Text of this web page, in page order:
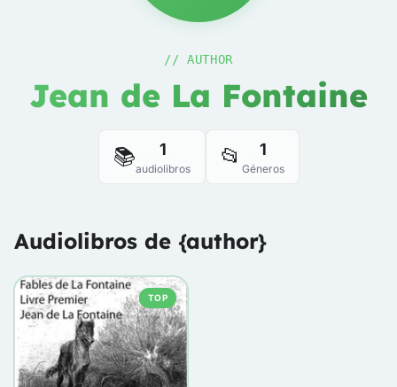
// AUTHOR
Jean de La Fontaine
📚 1
audiolibros 📂 1
Géneros
Audiolibros de {author}
TOP